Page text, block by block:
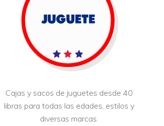
Cajas y sacos de juguetes desde 40
libras para todas las edades, estilos y
diversas marcas.